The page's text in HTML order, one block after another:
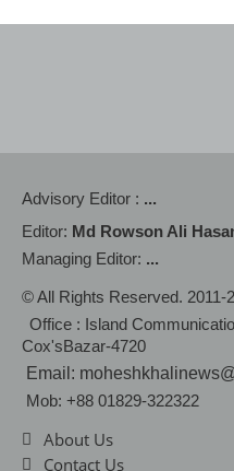
Advisory Editor : ...
Editor: Md Rowson Ali
Managing Editor: ...
© All Rights Reserved. 2011-
Office : Island
Cox'sBazar-4720
Email:
Mob: +88 01829-322322
About Us
Contact Us